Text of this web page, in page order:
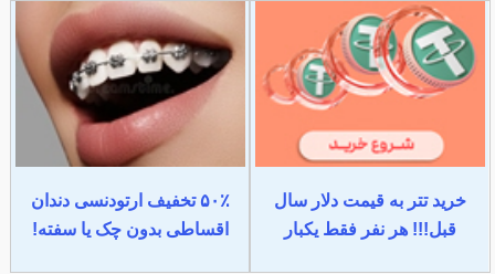
خرید تتر به قیمت دلار سال
قبل!!! هر نفر فقط یکبار
۵۰٪ تخفیف ارتودنسی دندان
اقساطی بدون چک یا سفته!